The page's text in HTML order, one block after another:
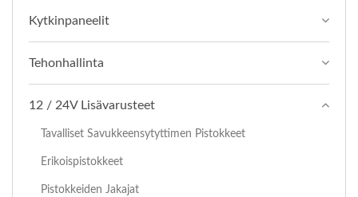
Kytkinpaneelit
Tehonhallinta
12 / 24V Lisävarusteet
Tavalliset Savukkeensytyttimen Pistokkeet
Erikoispistokkeet
Pistokkeiden Jakajat